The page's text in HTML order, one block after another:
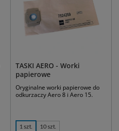
TASKI AERO - Worki
papierowe
Oryginalne worki papierowe do
odkurzaczy Aero 8 i Aero 15.
1 szt. 10 szt.